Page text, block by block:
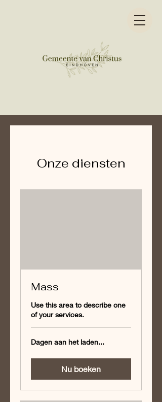
Onze diensten
Mass
Use this area to describe one
of your services.
Dagen aan het laden...
Nu boeken